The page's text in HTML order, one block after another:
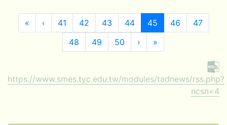
«第一頁
‹上一頁
41 42 43 44 45(目前頁次)
46
47
48
49 50 › 下一頁
»
https://www.smes.tyc.edu.tw/modules/tadnews/rss.php?
ncsn=4